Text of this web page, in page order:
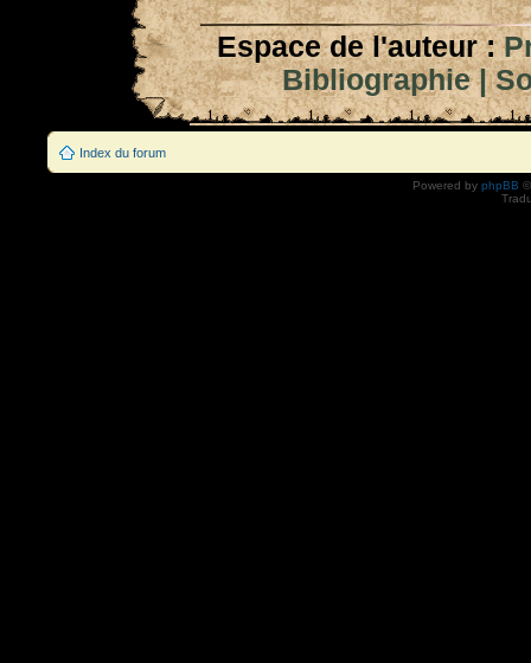
Espace de l'auteur :
Bibliographie|
Index du forum
Powered by phpBB